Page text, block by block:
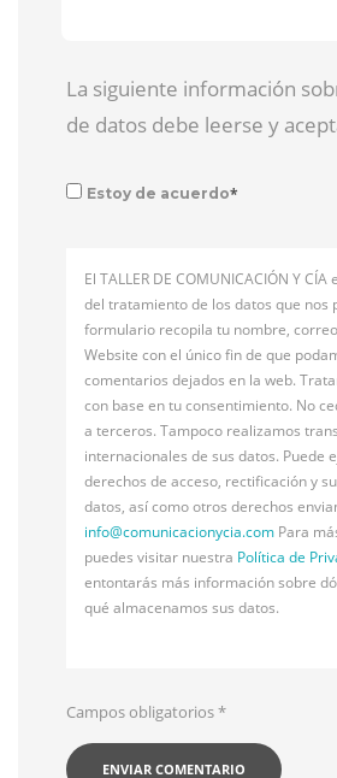
La siguiente información
de datos debe leerse y
Estoy de acuerdo*
El TALLER DE COMUNICACIÓN Y
del tratamiento de los datos que nos
formulario recopila tu nombre,
Website con el único fin de que
comentarios dejados en la web.
con base en tu consentimiento. No
a terceros. Tampoco realizamos
internacionales de sus datos. Puede
derechos de acceso, rectificación y
datos, así como otros derechos
info@comunicacionycia.com Para
puedes visitar nuestra Política de
entontarás más información sobre
qué almacenamos sus datos.
Campos obligatorios*